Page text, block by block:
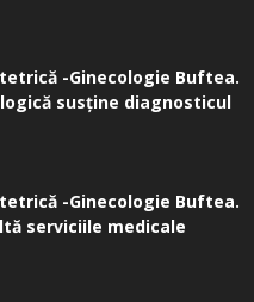
-Ginecologie Buftea.
susţine diagnosticul
-Ginecologie Buftea.
serviciile medicale